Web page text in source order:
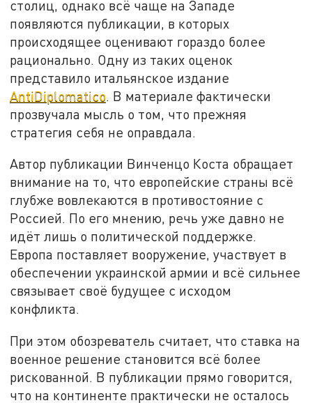
столиц, однако всё чаще на Западе
появляются публикации, в которых
происходящее оценивают гораздо более
рационально. Одну из таких оценок
представило итальянское издание
AntiDiplomatico. В материале фактически
прозвучала мысль о том, что прежняя
стратегия себя не оправдала.
Автор публикации Винченцо Коста обращает
внимание на то, что европейские страны всё
глубже вовлекаются в противостояние с
Россией. По его мнению, речь уже давно не
идёт лишь о политической поддержке.
Европа поставляет вооружение, участвует в
обеспечении украинской армии и всё сильнее
связывает своё будущее с исходом
конфликта.
При этом обозреватель считает, что ставка на
военное решение становится всё более
рискованной. В публикации прямо говорится,
что на континенте практически не осталось